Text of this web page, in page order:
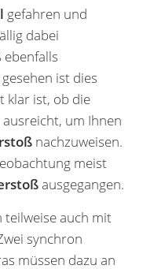
gefahren und
dabei
ist dies
klar ist, ob die
um Ihnen
nachzuweisen.
meist
ausgegangen.
teilweise auch mit
synchron
müssen dazu an